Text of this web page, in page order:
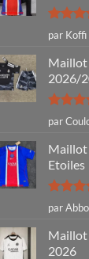
Note5
5
par Koffi
Maillot
2026/
Note5
5
par
Maillot
Etoiles
Note5
5
par
Maillot
2026